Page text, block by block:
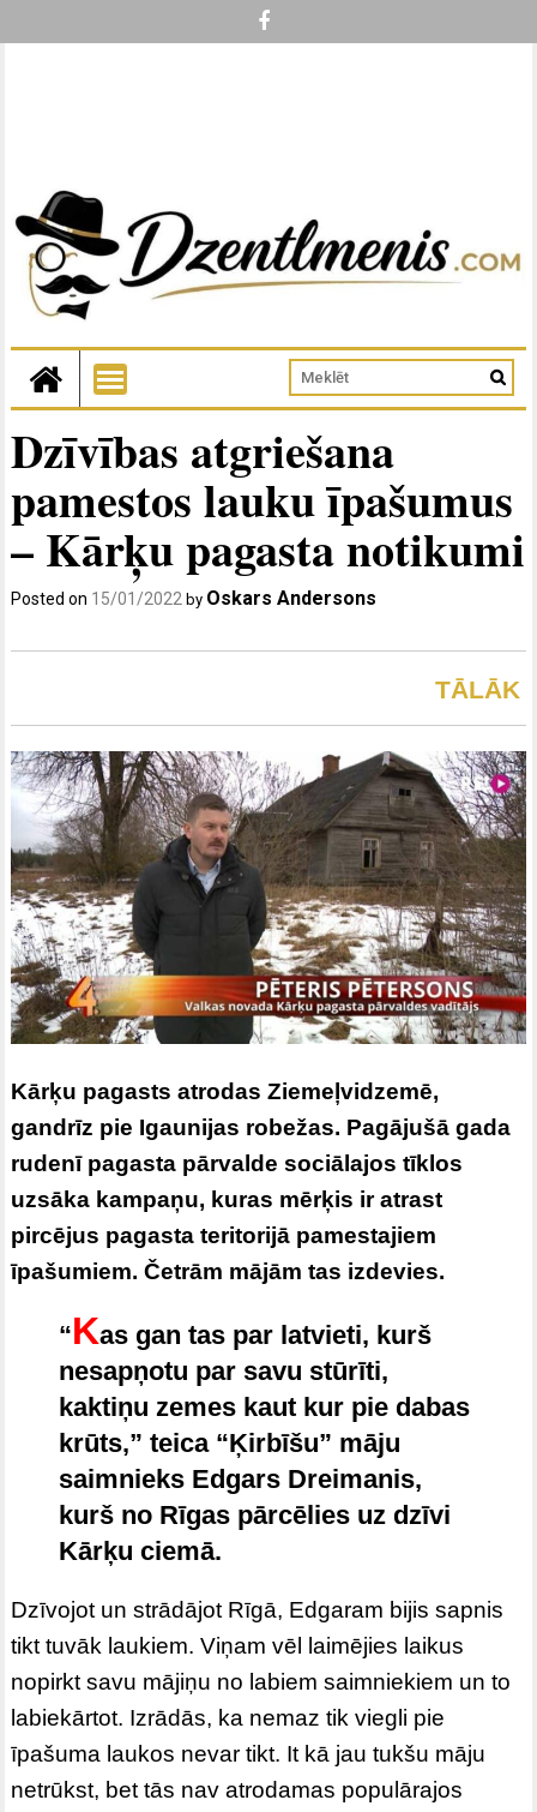
Dzīvības atgriešana
pamestos lauku īpašumus
– Kārķu pagasta notikumi
Posted on 15/01/2022 by Oskars Andersons
TĀLĀK
Kārķu pagasts atrodas Ziemeļvidzemē,
gandrīz pie Igaunijas robežas. Pagājušā gada
rudenī pagasta pārvalde sociālajos tīklos
uzsāka kampaņu, kuras mērķis ir atrast
pircējus pagasta teritorijā pamestajiem
īpašumiem. Četrām mājām tas izdevies.
“Kas gan tas par latvieti, kurš
nesapņotu par savu stūrīti,
kaktiņu zemes kaut kur pie dabas
krūts,” teica “Ķirbīšu” māju
saimnieks Edgars Dreimanis,
kurš no Rīgas pārcēlies uz dzīvi
Kārķu ciemā.
Dzīvojot un strādājot Rīgā, Edgaram bijis sapnis
tikt tuvāk laukiem. Viņam vēl laimējies laikus
nopirkt savu mājiņu no labiem saimniekiem un to
labiekārtot. Izrādās, ka nemaz tik viegli pie
īpašuma laukos nevar tikt. It kā jau tukšu māju
netrūkst, bet tās nav atrodamas populārajos